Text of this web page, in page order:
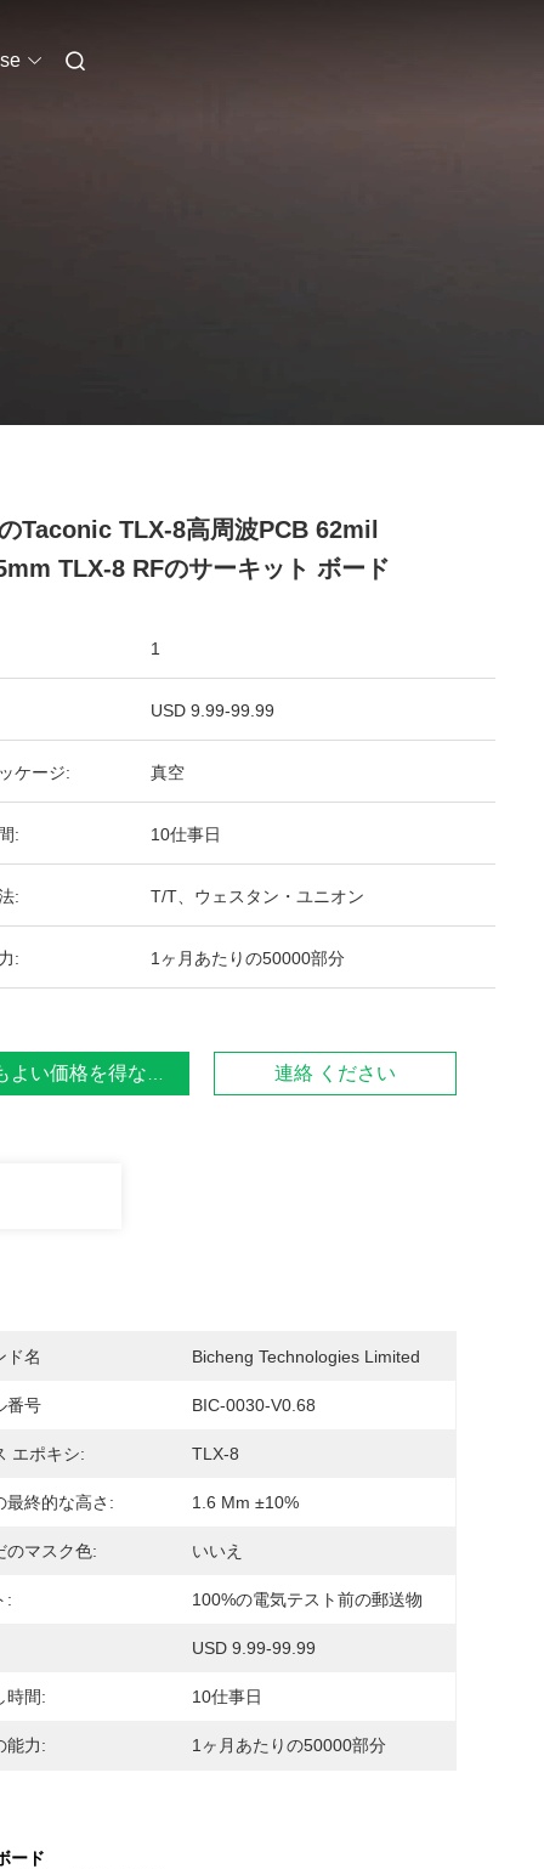
Taconic TLX-8高周波PCB 62mil
TLX-8 RFのサーキット ボード
1
USD 9.99-99.99
ケージ: 真空
: 10仕事日
: T/T、ウェスタン・ユニオン
: 1ヶ月あたりの50000部分
よい価格を得なさい 連絡 ください
ド名 Bicheng Technologies Limited
番号 BIC-0030-V0.68
エポキシ: TLX-8
最終的な高さ: 1.6 Mm ±10%
のマスク色: いいえ
: 100%の電気テスト前の郵送物
USD 9.99-99.99
時間: 10仕事日
能力: 1ヶ月あたりの50000部分
ード